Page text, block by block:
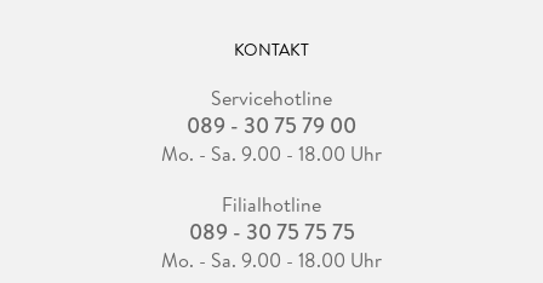
KONTAKT
Servicehotline
089 - 30 75 79 00
Mo. - Sa. 9.00 - 18.00 Uhr
Filialhotline
089 - 30 75 75 75
Mo. - Sa. 9.00 - 18.00 Uhr